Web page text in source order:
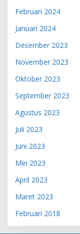
Februari 2024
Januari 2024
Desember 2023
November 2023
Oktober 2023
September 2023
Agustus 2023
Juli 2023
Juni 2023
Mei 2023
April 2023
Maret 2023
Februari 2018